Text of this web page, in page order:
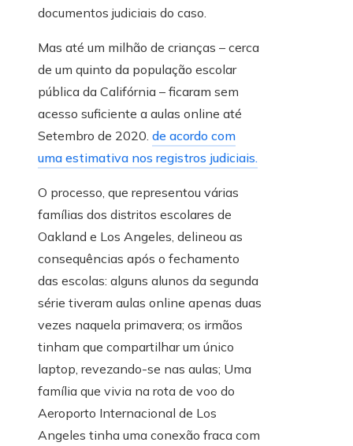
documentos judiciais do caso.
Mas até um milhão de crianças – cerca
de um quinto da população escolar
pública da Califórnia – ficaram sem
acesso suficiente a aulas online até
Setembro de 2020. de acordo com
uma estimativa nos registros judiciais.
O processo, que representou várias
famílias dos distritos escolares de
Oakland e Los Angeles, delineou as
consequências após o fechamento
das escolas: alguns alunos da segunda
série tiveram aulas online apenas duas
vezes naquela primavera; os irmãos
tinham que compartilhar um único
laptop, revezando-se nas aulas; Uma
família que vivia na rota de voo do
Aeroporto Internacional de Los
Angeles tinha uma conexão fraca com